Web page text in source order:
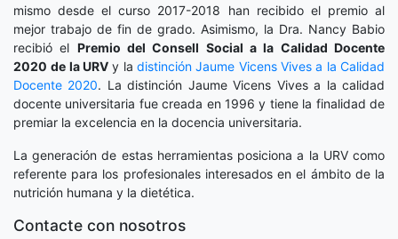
mismo desde el curso 2017-2018 han recibido el premio al
mejor trabajo de fin de grado. Asimismo, la Dra. Nancy Babio
recibió el Premio del Consell Social a la Calidad Docente
2020 de la URV y ladistinción Jaume Vicens Vives a la Calidad
Docente 2020. La distinción Jaume Vicens Vives a la calidad
docente universitaria fue creada en 1996 y tiene la finalidad de
premiar la excelencia en la docencia universitaria.
La generación de estas herramientas posiciona a la URV como
referente para los profesionales interesados en el ámbito de la
nutrición humana y la dietética.
Contacte con nosotros